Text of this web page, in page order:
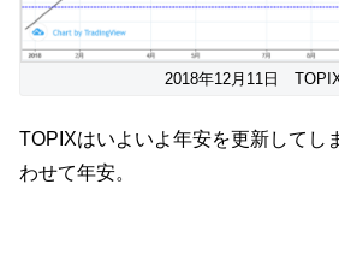
2018年12月11日
TOPIXはいよいよ年安を更新してし
わせて年安。